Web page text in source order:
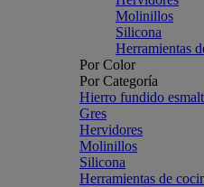
Molinillos
Silicona
Herramientas
Por Color
Por Categoría
Hierro fundido
Gres
Hervidores
Molinillos
Silicona
Herramientas de